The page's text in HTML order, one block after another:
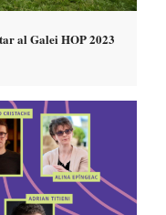
al Galei HOP 2023